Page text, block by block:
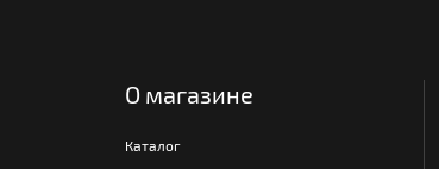
О магазине
Каталог